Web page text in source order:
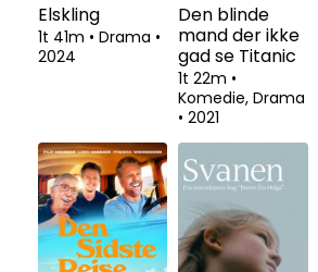
Elskling
1t 41m • Drama •
2024
Den blinde
mand der ikke
gad se Titanic
1t 22m •
Komedie, Drama
• 2021